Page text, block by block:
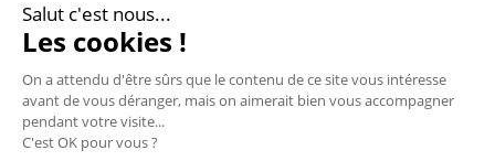
Salut c'est nous...
Les cookies !
On a attendu d'être sûrs que le contenu de ce site vous intéresse
avant de vous déranger, mais on aimerait bien vous accompagner
pendant votre visite...
C'est OK pour vous ?